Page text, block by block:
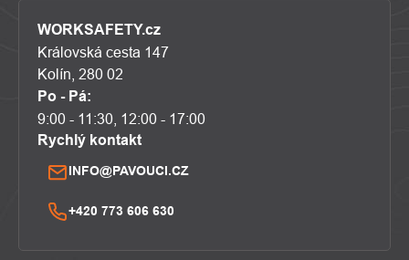
WORKSAFETY.cz
Královská cesta 147
Kolín, 280 02
Po - Pá:
9:00 - 11:30, 12:00 - 17:00
Rychlý kontakt
INFO@PAVOUCI.CZ
+420 773 606 630